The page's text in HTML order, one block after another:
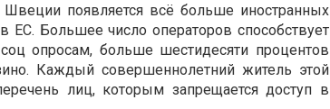
появляется всё больше иностранных
ЕС. Большее число операторов способствует
опросам, больше шестидесяти процентов
Каждый совершеннолетний житель этой
лиц, которым запрещается доступ в